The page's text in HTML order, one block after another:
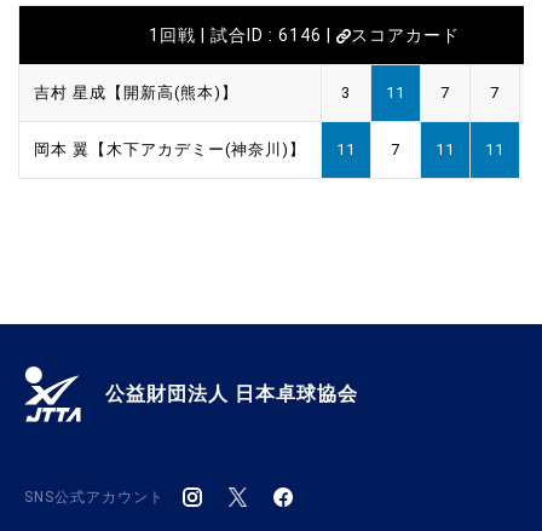
1回戦 | 試合ID : 6146 | スコアカード
吉村 星成【開新高(熊本)】 3 11 7 7
岡本 翼【木下アカデミー(神奈川)】 11 7 11 11
公益財団法人 日本卓球協会
SNS公式アカウント